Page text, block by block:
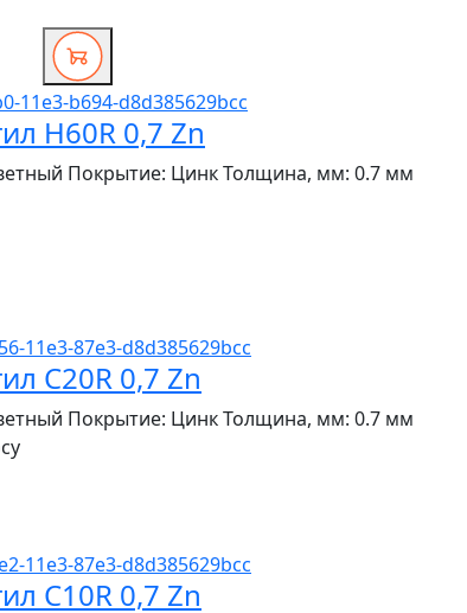
H60R 0,7 Zn
Покрытие: ЦинкТолщина, мм: 0.7 мм
C20R 0,7 Zn
Покрытие: ЦинкТолщина, мм: 0.7 мм
C10R 0,7 Zn